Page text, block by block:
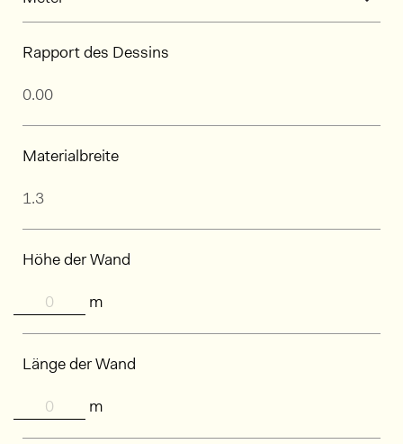
Rapport des Dessins
Materialbreite
Höhe der Wand
m
Länge der Wand
m